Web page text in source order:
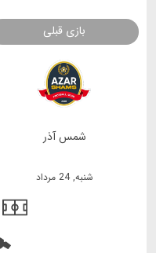
بازی قبلی
شمس آذر
شنبه, 24 مرداد